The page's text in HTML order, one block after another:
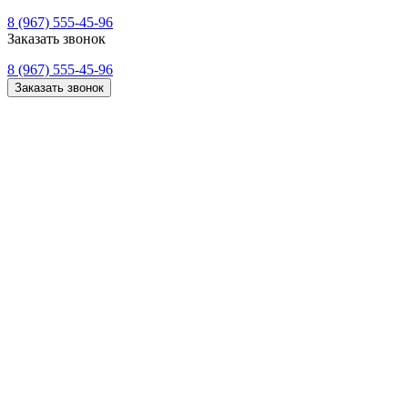
8 (967) 555-45-96
Заказать звонок
8 (967) 555-45-96
Заказать звонок